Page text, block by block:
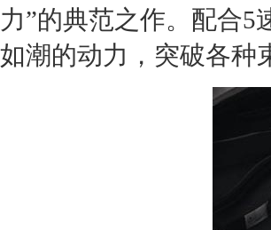
力”的典范之作。配合5
如潮的动力，突破各种